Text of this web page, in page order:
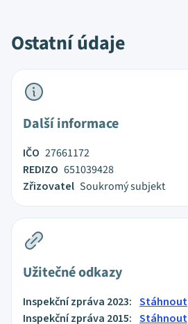
Ostatní údaje
Další informace
IČO 27661172
REDIZO 651039428
Zřizovatel Soukromý subjekt
Užitečné odkazy
Inspekční zpráva 2023: Stáhnout
Inspekční zpráva 2015: Stáhnout